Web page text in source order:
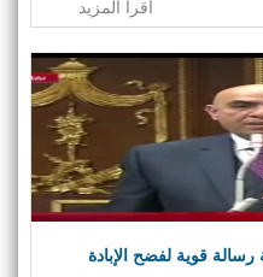
اقرا المزيد
رسالة قوية لفضح الإبادة